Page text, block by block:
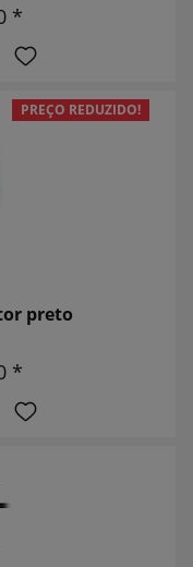
*
PREÇO REDUZIDO!
preto
*